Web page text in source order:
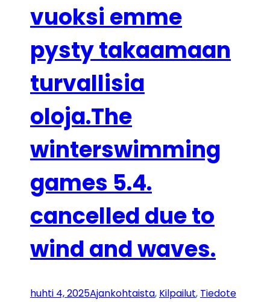
vuoksi emme
pysty takaamaan
turvallisia
oloja.The
winterswimming
games 5.4.
cancelled due to
wind and waves.
huhti 4, 2025Ajankohtaista, Kilpailut, Tiedote